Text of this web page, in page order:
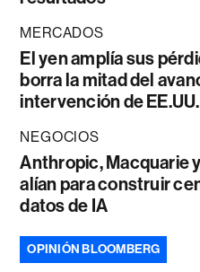
MERCADOS
El yen amplía sus
borra la mitad del
intervención de
NEGOCIOS
Anthropic, Macquarie
alían para construir
datos de IA
OPINIÓN BLOOMBERG